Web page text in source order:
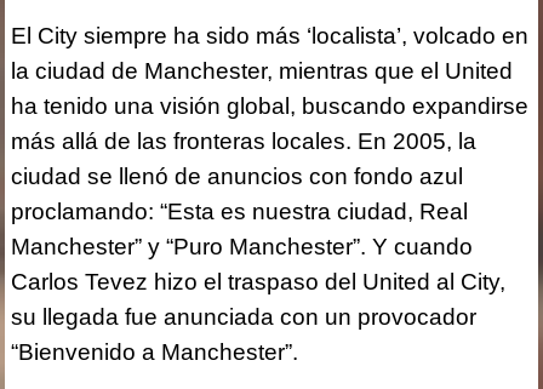
El City siempre ha sido más ‘localista’, volcado en
la ciudad de Manchester, mientras que el United
ha tenido una visión global, buscando expandirse
más allá de las fronteras locales. En 2005, la
ciudad se llenó de anuncios con fondo azul
proclamando: “Esta es nuestra ciudad, Real
Manchester” y “Puro Manchester”. Y cuando
Carlos Tevez hizo el traspaso del United al City,
su llegada fue anunciada con un provocador
“Bienvenido a Manchester”.